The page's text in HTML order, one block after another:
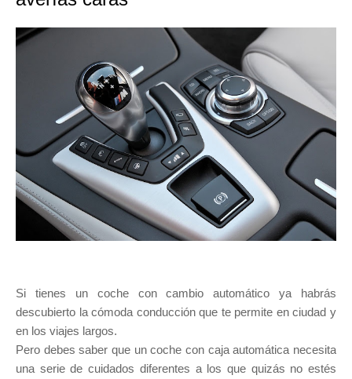
Si tienes un coche con cambio automático ya habrás
descubierto la cómoda conducción que te permite en ciudad y
en los viajes largos.
Pero debes saber que un coche con caja automática necesita
una serie de cuidados diferentes a los que quizás no estés